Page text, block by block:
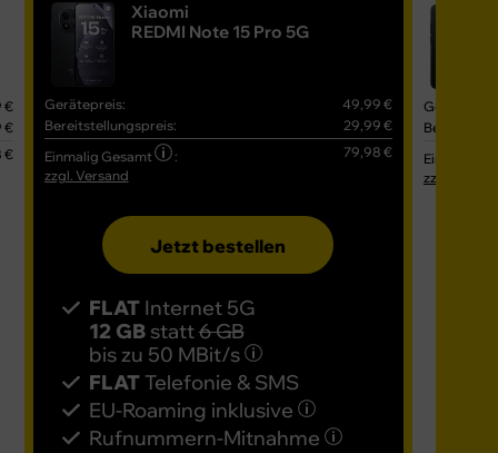
€
€
€
Xiaomi
REDMI Note 15 Pro 5G
Gerätepreis:
49,99 €
Bereitstellungspreis:
29,99 €
Einmalig Gesamt
:
79,98 €
zzgl. Versand
Jetzt bestellen
FLATInternet 5G
12 GB statt6 GB
bis zu 50 MBit/s
FLATTelefonie & SMS
EU-Roaming inklusive
Rufnummern-​Mitnahme
Einmalig
zzgl.